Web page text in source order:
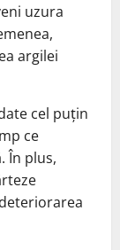
uzura
argilei
cel puțin
ce
În plus,